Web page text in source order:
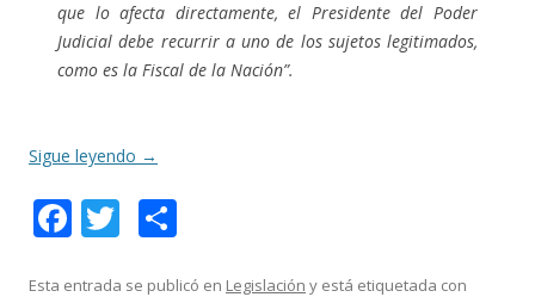
que lo afecta directamente, el Presidente del Poder
Judicial debe recurrir a uno de los sujetos legitimados,
como es la Fiscal de la Nación”.
Sigue leyendo →
F T
Esta entrada se publicó en Legislación y está etiquetada con